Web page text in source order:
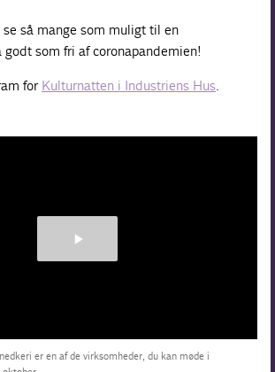
så mange som muligt til en
godt som fri af coronapandemien!
for Kulturnatten i Industriens Hus.
er en af de virksomheder, du kan møde i